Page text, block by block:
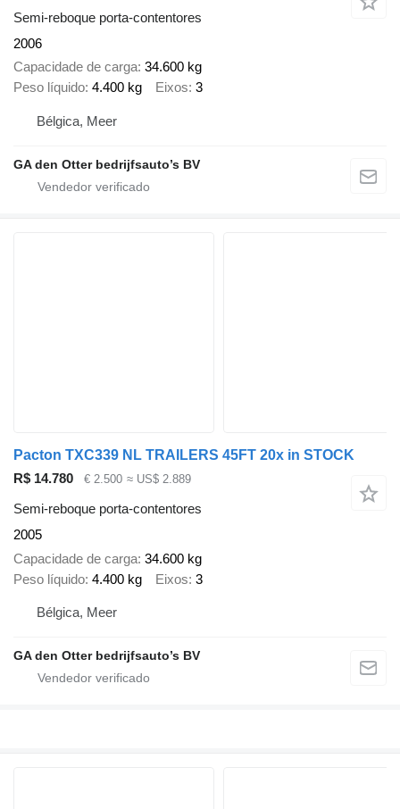
Semi-reboque porta-contentores
2006
Capacidade de carga 34.600 kg
Peso líquido 4.400 kg Eixos 3
Bélgica, Meer
GA den Otter bedrijfsauto’s BV
Pacton TXC339 NL TRAILERS 45FT 20x in STOCK
R$ 14.780
€ 2.500 ≈ US$ 2.889
Semi-reboque porta-contentores
2005
Capacidade de carga 34.600 kg
Peso líquido 4.400 kg Eixos 3
Bélgica, Meer
GA den Otter bedrijfsauto’s BV